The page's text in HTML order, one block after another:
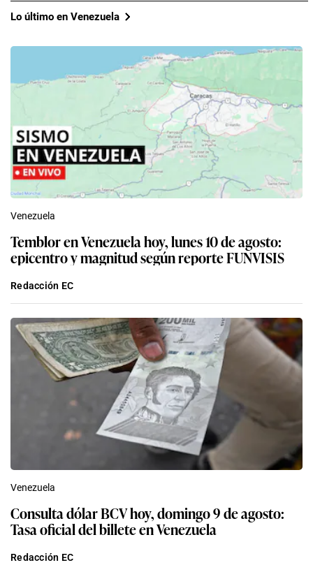
Lo último en Venezuela
Venezuela
Temblor en Venezuela hoy, lunes 10 de agosto:
epicentro y magnitud según reporte FUNVISIS
Redacción EC
Venezuela
Consulta dólar BCV hoy, domingo 9 de agosto:
Tasa oficial del billete en Venezuela
Redacción EC